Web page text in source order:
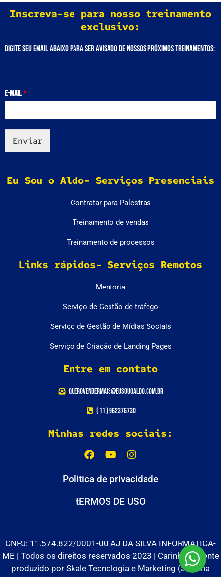
Inscreva-se para nosso treinamento
exclusivo:
Digite seu email abaixo para ser avisado de nossos próximos treinamentos:
E-mail*
Enviar
Eu Sou o Aldo- Serviços Presenciais
Contratar para Palestras
Treinamento de vendas
Treinamento de processos
Links rápidos- Serviços Remotos
Mentoria
Serviço de Gestão de tráfego
Serviço de Gestão de Mídias Sociais
Serviço de Criação de Landing Pages
Entre em contato
querovendermais@eusouoaldo.com.br
( 11 ) 962376730
Minhas redes sociais:
Politica de privacidade
tERMOS DE USO
CNPJ: 11.574.822/0001-00 AJ DA SILVA INFORMATICA-
ME | Todos os direitos reservados 2023 | Carinhosamente
produzido por Skale Tecnologia e Marketing (a minha